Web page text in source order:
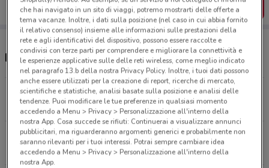
SCARICA L’APP
Negozi LEGO nelle vicinanze
Via Tomacelli, 142 Roma
3.6 km
Via Alberto Manzi, 9 Roma
4.6 km
CHIUSO
che hai navigato in un sito di viaggi, potremo mostrarti delle offerte a
tema vacanze. Inoltre, i dati sulla posizione (nel caso in cui abbia fornito
il relativo consenso) insieme alle informazioni sulle prestazioni della
rete e agli identificativi del dispositivo, possono essere raccolte e
condivisi con terze parti per comprendere e migliorare la connettività e
le esperienze applicative sulle delle reti wireless, come meglio indicato
nel paragrafo 13.b della nostra Privacy Policy. Inoltre, i tuoi dati possono
anche essere utilizzati per la creazione di report, ricerche di mercato,
scientifiche e statistiche, analisi basate sulla posizione e analisi delle
tendenze. Puoi modificare le tue preferenze in qualsiasi momento
accedendo a Menu > Privacy > Personalizzazione all'interno della
nostra App. Cosa succede se rifiuti: Continuerai a visualizzare annunci
pubblicitari, ma riguarderanno argomenti generici e probabilmente non
saranno rilevanti per i tuoi interessi. Potrai sempre cambiare idea
accedendo a Menu > Privacy > Personalizzazione all'interno della
nostra App.